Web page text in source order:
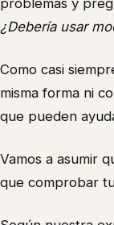
problemas y
¿Debería usar
Como casi
misma forma ni
que pueden
Vamos a asumir
que comprobar